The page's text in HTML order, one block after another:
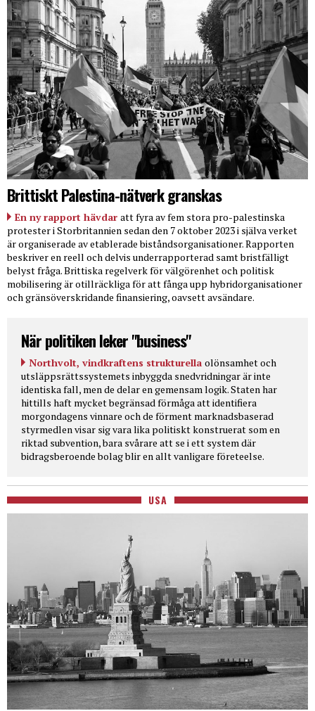
Brittiskt Palestina-nätverk granskas
En ny rapport hävdar att fyra av fem stora pro-palestinska
protester i Storbritannien sedan den 7 oktober 2023 i själva verket
är organiserade av etablerade biståndsorganisationer. Rapporten
beskriver en reell och delvis underrapporterad samt bristfälligt
belyst fråga. Brittiska regelverk för välgörenhet och politisk
mobilisering är otillräckliga för att fånga upp hybridorganisationer
och gränsöverskridande finansiering, oavsett avsändare.
När politiken leker "business"
Northvolt, vindkraftens strukturella olönsamhet och
utsläppsrättssystemets inbyggda snedvridningar är inte
identiska fall, men de delar en gemensam logik. Staten har
hittills haft mycket begränsad förmåga att identifiera
morgondagens vinnare och de förment marknadsbaserad
styrmedlen visar sig vara lika politiskt konstruerat som en
riktad subvention, bara svårare att se i ett system där
bidragsberoende bolag blir en allt vanligare företeelse.
USA